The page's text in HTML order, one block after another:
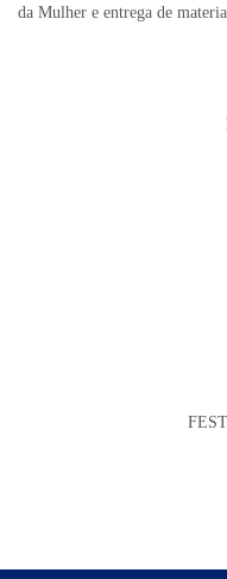
da Mulher e entrega de